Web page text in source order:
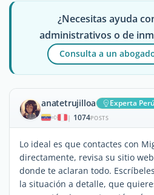
¿Necesitas ayuda
administrativos o de
Consulta a un
anatetrujilloa Experta Perú
| 1074POSTS
Lo ideal es que contactes con
directamente, revisa su sitio
donde te aclaran todo.
la situación a detalle, que